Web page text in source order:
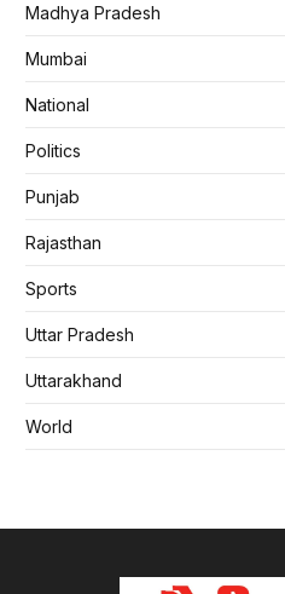
Madhya Pradesh
Mumbai
National
Politics
Punjab
Rajasthan
Sports
Uttar Pradesh
Uttarakhand
World